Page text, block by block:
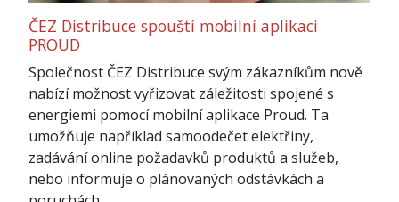
ČEZ Distribuce spouští mobilní aplikaci
PROUD
Společnost ČEZ Distribuce svým zákazníkům nově
nabízí možnost vyřizovat záležitosti spojené s
energiemi pomocí mobilní aplikace Proud. Ta
umožňuje například samoodečet elektřiny,
zadávání online požadavků produktů a služeb,
nebo informuje o plánovaných odstávkách a